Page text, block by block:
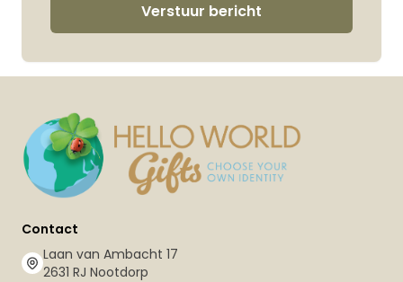
Verstuur bericht
Contact
Laan van Ambacht 17
2631 RJ Nootdorp